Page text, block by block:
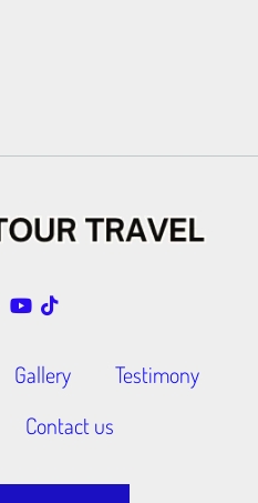
Gallery
Testimony
Contact us